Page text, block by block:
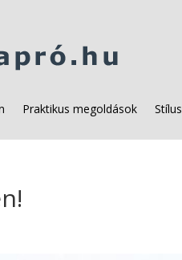
Praktikus megoldások Stílus